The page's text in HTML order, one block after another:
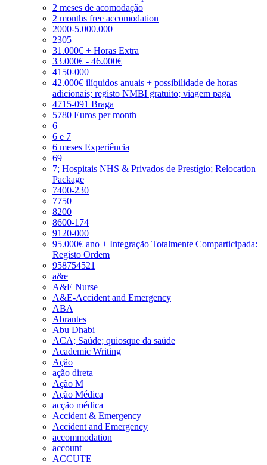
2 meses de acomodação
2 months free accomodation
2000-5.000.000
2305
31.000€ + Horas Extra
33.000€ - 46.000€
4150-000
42.000€ ilíquidos anuais + possibilidade de horas
adicionais; registo NMBI gratuito; viagem paga
4715-091 Braga
5780 Euros per month
6
6 e 7
6 meses Experiência
69
7; Hospitais NHS & Privados de Prestígio; Relocation
Package
7400-230
7750
8200
8600-174
9120-000
95.000€ ano + Integração Totalmente Comparticipada:
Registo Ordem
958754521
a&e
A&E Nurse
A&E-Accident and Emergency
ABA
Abrantes
Abu Dhabi
ACA; Saúde; quiosque da saúde
Academic Writing
Ação
ação direta
Ação M
Ação Médica
acção médica
Accident & Emergency
Accident and Emergency
accommodation
account
ACCUTE